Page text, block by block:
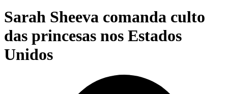
Sarah Sheeva comanda culto
das princesas nos Estados
Unidos